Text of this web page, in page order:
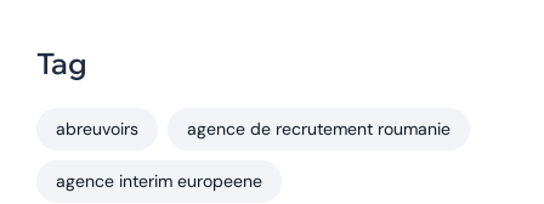
Tag
abreuvoirs agence de recrutement roumanie
agence interim europeene